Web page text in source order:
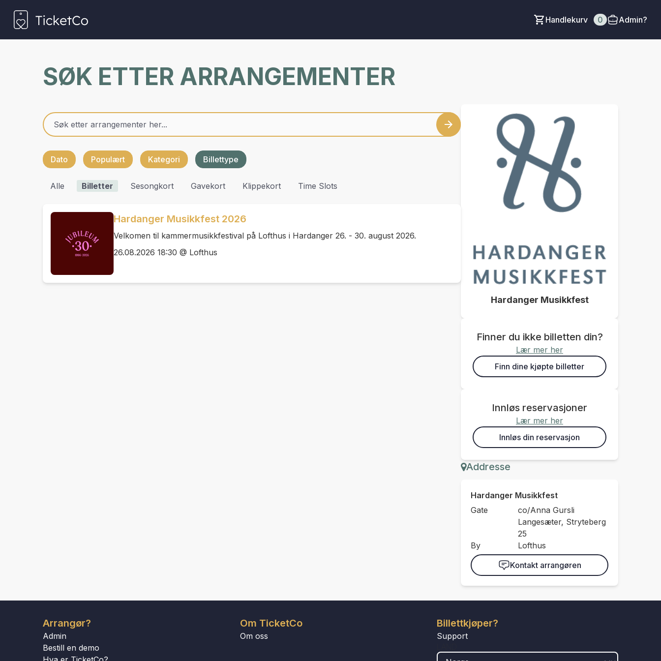
Handlekurv 0 Admin?
SØK ETTER ARRANGEMENTER
Dato Populært Kategori Billettype
Alle Billetter Sesongkort Gavekort Klippekort Time Slots
Hardanger Musikkfest 2026
Velkomen til kammermusikkfestival på Lofthus i Hardanger 26. - 30. august 2026.
26.08.2026 18:30 @ Lofthus
Hardanger Musikkfest
Finner du ikke billetten din?
Lær mer her
Finn dine kjøpte billetter
Innløs reservasjoner
Lær mer her
Innløs din reservasjon
Addresse
Hardanger Musikkfest
Gate
co/Anna Gursli
Langesæter, Stryteberg
25
By
Lofthus
Kontakt arrangøren
Arrangør?
Admin
Bestill en demo
Om TicketCo
Om oss
Billettkjøper?
Support